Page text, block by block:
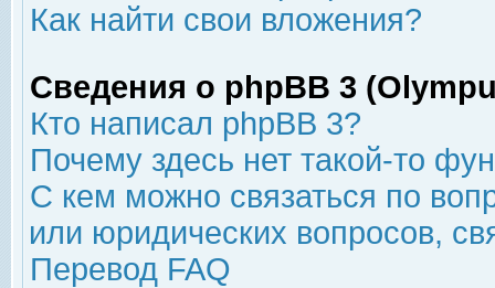
Как найти свои вложения?
Сведения о phpBB 3
Кто написал phpBB 3?
Почему здесь нет такой-то
С кем можно связаться по
или юридических вопросов,
Перевод FAQ